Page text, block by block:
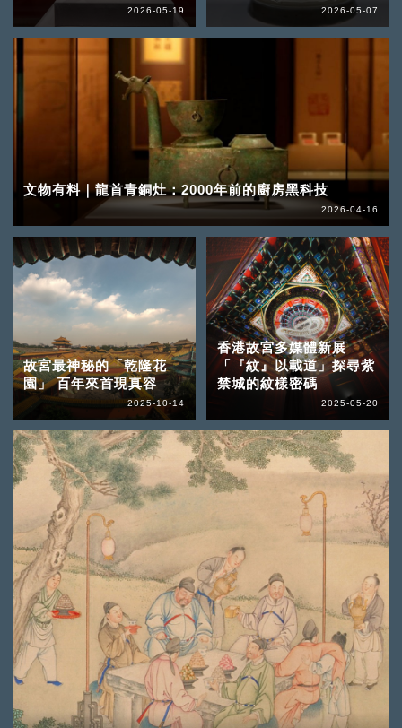
2026-05-19 2026-05-07
文物有料｜龍首青銅灶：2000年前的廚房黑科技
2026-04-16
故宮最神秘的「乾隆花
園」 百年來首現真容
2025-10-14
香港故宮多媒體新展
「『紋』以載道」探尋紫
禁城的紋樣密碼
2025-05-20